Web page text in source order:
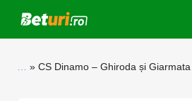
CS Dinamo – Ghiroda și